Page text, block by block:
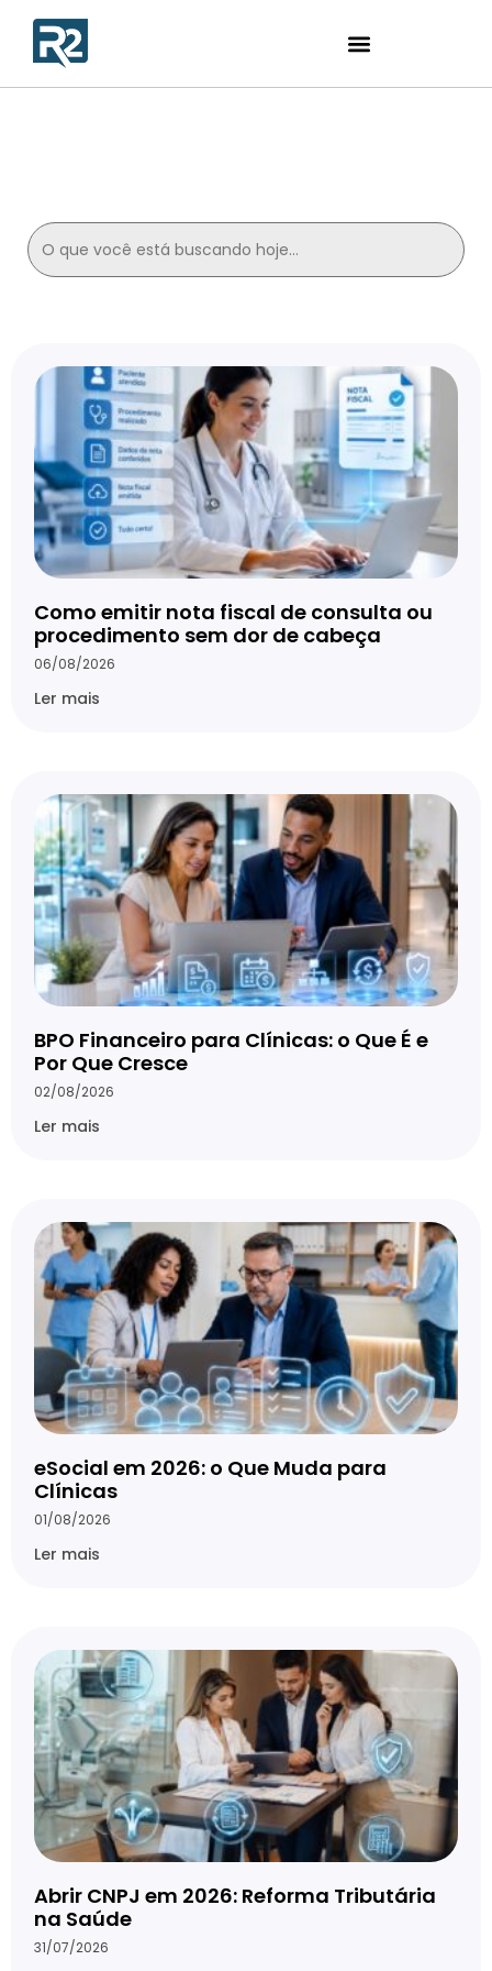
Search
for:
Como emitir nota fiscal de consulta ou
procedimento sem dor de cabeça
06/08/2026
Ler mais
BPO Financeiro para Clínicas: o Que É e
Por Que Cresce
02/08/2026
Ler mais
eSocial em 2026: o Que Muda para
Clínicas
01/08/2026
Ler mais
Abrir CNPJ em 2026: Reforma Tributária
na Saúde
31/07/2026